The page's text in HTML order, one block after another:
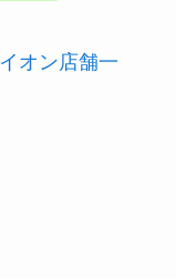
イオン店舗一